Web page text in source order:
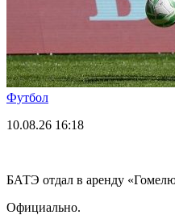
Футбол
10.08.26 16:18
БАТЭ отдал в аренду
Официально.